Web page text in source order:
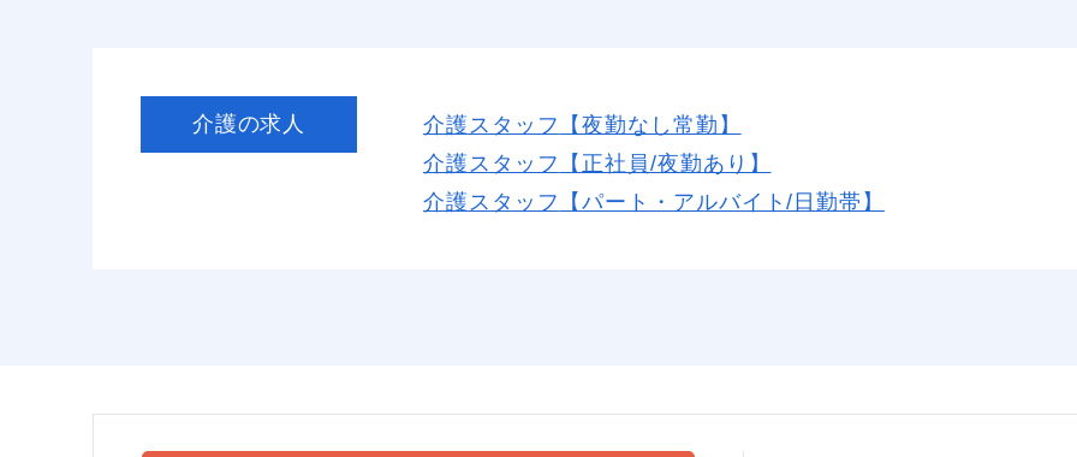
介護の求人 介護スタッフ
【夜勤なし常勤】
介護スタッフ
【正社員/夜勤あり】
介護スタッフ
【パート・アルバイト/日勤帯】